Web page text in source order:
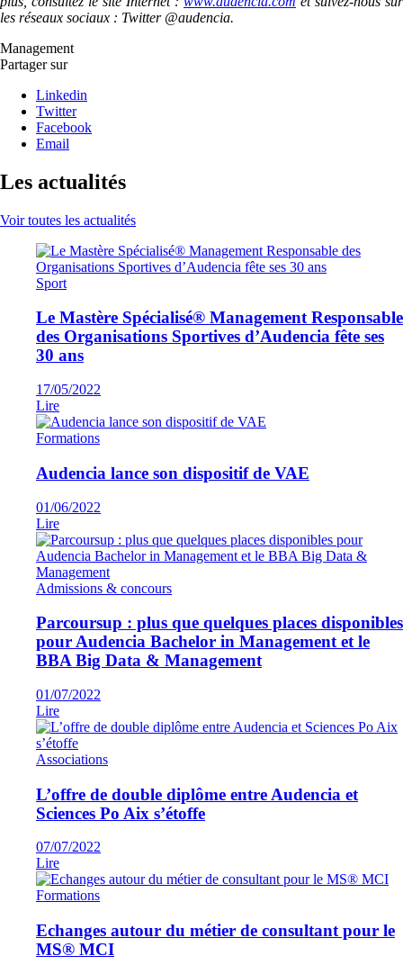
les réseaux sociaux : Twitter @audencia.
Management
Partager sur
Linkedin
Twitter
Facebook
Email
Les actualités
Voir toutes les actualités
Sport
Le Mastère Spécialisé® Management Responsable
des Organisations Sportives d’Audencia fête ses
30 ans
17/05/2022
Lire
Formations
Audencia lance son dispositif de VAE
01/06/2022
Lire
Admissions & concours
Parcoursup : plus que quelques places disponibles
pour Audencia Bachelor in Management et le
BBA Big Data & Management
01/07/2022
Lire
Associations
L’offre de double diplôme entre Audencia et
Sciences Po Aix s’étoffe
07/07/2022
Lire
Formations
Echanges autour du métier de consultant pour le
MS® MCI